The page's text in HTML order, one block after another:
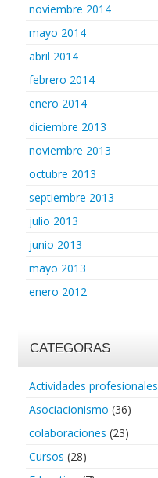
noviembre 2014
mayo 2014
abril 2014
febrero 2014
enero 2014
diciembre 2013
noviembre 2013
octubre 2013
septiembre 2013
julio 2013
junio 2013
mayo 2013
enero 2012
CATEGORAS
Actividades profesionales
Asociacionismo (36)
colaboraciones (23)
Cursos (28)